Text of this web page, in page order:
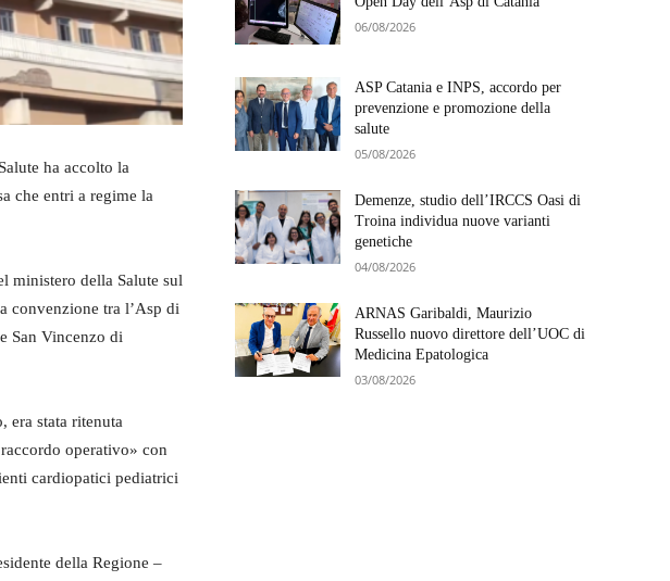
ha accolto la
che entri a regime la
ministero della Salute sul
convenzione tra l’Asp di
San Vincenzo di
era stata ritenuta
operativo» con
cardiopatici pediatrici
della Regione –
06/08/2026
ASP Catania e INPS, accordo per
prevenzione e promozione della
salute
05/08/2026
Demenze, studio dell’IRCCS Oasi di
Troina individua nuove varianti
genetiche
04/08/2026
ARNAS Garibaldi, Maurizio
Russello nuovo direttore dell’UOC di
Medicina Epatologica
03/08/2026